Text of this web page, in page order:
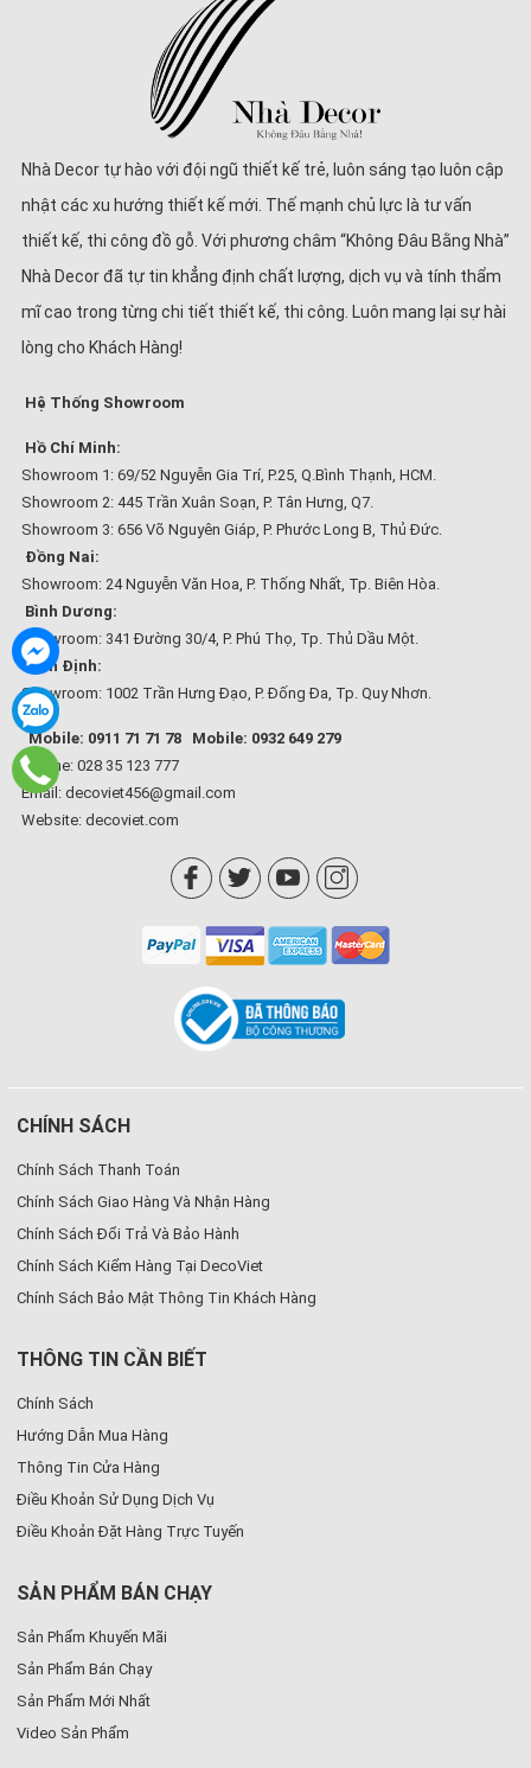
Nhà Decor tự hào với đội ngũ thiết kế trẻ, luôn sáng tạo luôn cập
nhật các xu hướng thiết kế mới. Thế mạnh chủ lực là tư vấn
thiết kế, thi công đồ gỗ. Với phương châm “Không Đâu Bằng Nhà”
Nhà Decor đã tự tin khẳng định chất lượng, dịch vụ và tính thẩm
mĩ cao trong từng chi tiết thiết kế, thi công. Luôn mang lại sự hài
lòng cho Khách Hàng!
Hệ Thống Showroom
Hồ Chí Minh:
Showroom 1: 69/52 Nguyễn Gia Trí, P.25, Q.Bình Thạnh, HCM.
Showroom 2: 445 Trần Xuân Soạn, P. Tân Hưng, Q7.
Showroom 3: 656 Võ Nguyên Giáp, P. Phước Long B, Thủ Đức.
Đồng Nai:
Showroom: 24 Nguyễn Văn Hoa, P. Thống Nhất, Tp. Biên Hòa.
Bình Dương:
Showroom: 341 Đường 30/4, P. Phú Thọ, Tp. Thủ Dầu Một.
Bình Định:
Showroom: 1002 Trần Hưng Đạo, P. Đống Đa, Tp. Quy Nhơn.
Mobile: 0911 71 71 78
Mobile: 0932 649 279
Hotline: 028 35 123 777
Email: decoviet456@gmail.com
Website: decoviet.com
CHÍNH SÁCH
Chính Sách Thanh Toán
Chính Sách Giao Hàng Và Nhận Hàng
Chính Sách Đổi Trả Và Bảo Hành
Chính Sách Kiểm Hàng Tại DecoViet
Chính Sách Bảo Mật Thông Tin Khách Hàng
THÔNG TIN CẦN BIẾT
Chính Sách
Hướng Dẫn Mua Hàng
Thông Tin Cửa Hàng
Điều Khoản Sử Dụng Dịch Vụ
Điều Khoản Đặt Hàng Trực Tuyến
SẢN PHẨM BÁN CHẠY
Sản Phẩm Khuyến Mãi
Sản Phẩm Bán Chạy
Sản Phẩm Mới Nhất
Video Sản Phẩm